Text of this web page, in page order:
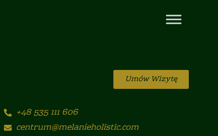
+48 535 111 606
centrum@melanieholistic.com
Umów Wizytę